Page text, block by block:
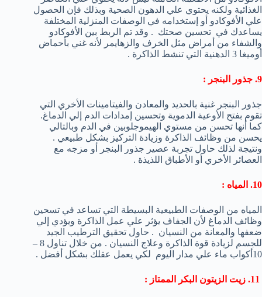
الغذائية ولكنه يحتوي علي الدهون الصحية وبذلك فإن الحصول
علي الأفوكادو أو إستخدامه في الوصفات المنزلية المختلفة
يساعدك في تحسين صحتك . وقد تم الربط بين الأفوكادو
والشفاء من أمراض مثل الخرف والزهايمر لأنه غني بأحماض
أوميغا 3 الدهنية التي تنشط الذاكرة .
9. جذور البنجر :
جذور البنجر غنية بالحديد والمعادن والفيتامينات الأخري التي
تقوم بفتح الأوعية الدموية وتحسين إمدادات الدم إلي الدماغ.
كما أنها تحسن من مستوي الهيموجلوبين في الدم وبالتالي
يحسن من وظائف الذاكرة وزيادة التركيز بشكل طبيعي .
ونتيجة لذلك حاول تجربة عصير جذور البنجر أو مزجه مع
العصائر الأخري أو الأطباق اللذيذة .
10. المياه :
المياه من الوصفات الطبيعية البسيطة التي تساعد في تسحين
وظائف الدماغ لأن الجفاف يؤثر علي عمل الذاكرة ويؤدي إلي
ضعفها والمعانة من النسيان . حاول تحقيق الترطيب الجيد
للجسم لزيادة قوة الذاكرة وعلاج النسيان . من خلال تناول 8 –
10أكواب ماء علي مدار اليوم لكي يعمل عقلك بشكل أفضل .